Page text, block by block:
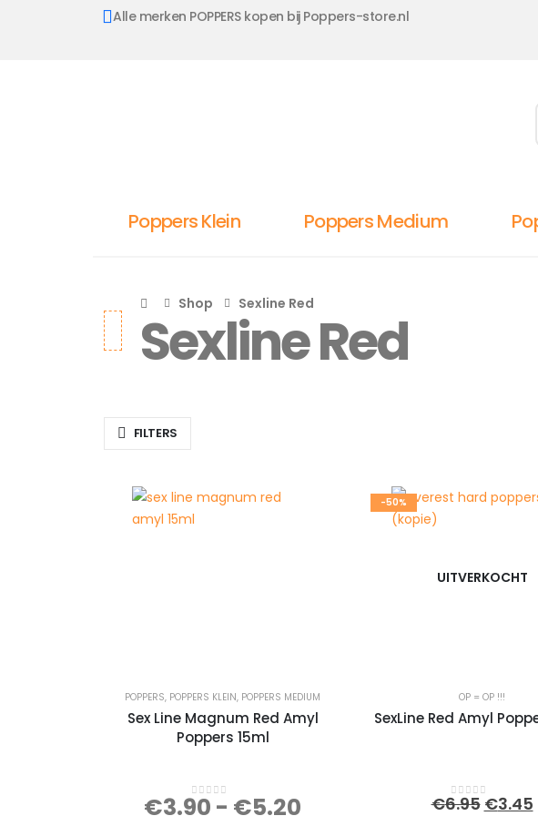
Alle merken POPPERS kopen bij Poppers-store.nl
Poppers Klein Poppers Medium
Shop Sexline Red
Sexline Red
FILTERS
POPPERS, POPPERS KLEIN, POPPERS MEDIUM
Sex Line Magnum Red Amyl
Poppers 15ml
0out of 5
€3.90 - €5.20
-50%
UITVERKOCHT
OP = OP !!!
SexLine Red Amyl
0out of 5
€6.95 €3.45